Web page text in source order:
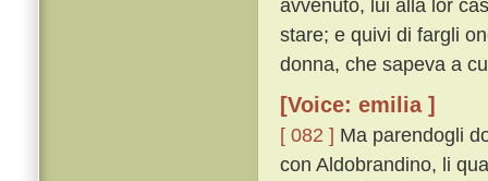
avvenuto, lui alla lor
stare; e quivi di fargli
donna, che sapeva a
[Voice: emilia ]
[ 082 ] Ma parendogli
con Aldobrandino, li